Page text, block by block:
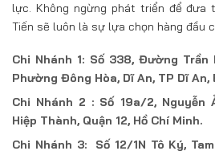
lực. Không ngừng phát triển để đưa
Tiến sẽ luôn là sự lựa chọn hàng đầu
Chi Nhánh 1: Số 338, Đường Trần
Phường Đông Hòa, Dĩ An, TP Dĩ An,
Chi Nhánh 2 : Số 19a/2, Nguyễn
Hiệp Thành, Quận 12, Hồ Chí Minh.
Chi Nhánh 3: Số 12/1N Tô Ký,